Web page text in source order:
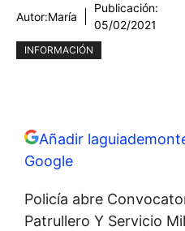
Autor:María
Publicación:
05/02/2021
INFORMACIÓN
Añadir
Google
Policía abre
Patrullero Y Servicio